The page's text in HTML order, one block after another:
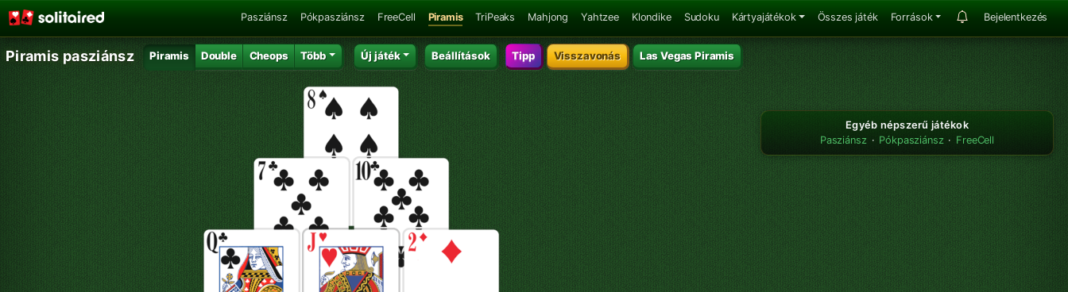
Pasziánsz Pókpasziánsz FreeCell Piramis TriPeaks Mahjong Yahtzee Klondike Sudoku Kártyajátékok Összes játék Források Bejelentkezés
Piramis pasziánsz Piramis Double Cheops Több Új játék Beállítások Tipp Visszavonás Las Vegas Piramis
Egyéb népszerű játékok
Pasziánsz · Pókpasziánsz · FreeCell